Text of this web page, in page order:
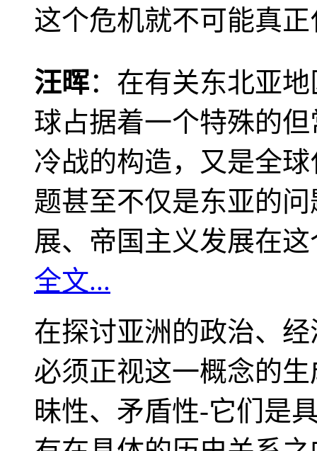
这个危机就不可能真
汪晖：在有关东北亚
球占据着一个特殊的
冷战的构造，又是全
题甚至不仅是东亚的
展、帝国主义发展在
全文...
在探讨亚洲的政治、
必须正视这一概念的
昧性、矛盾性-它们是